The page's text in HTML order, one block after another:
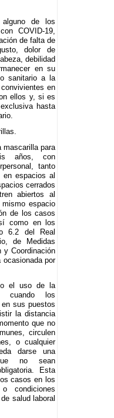
alguno de los
COVID-19,
de falta de
dolor de
debilidad
en su
sanitario a la
en
ellos y, si es
hasta
mascarilla para
años, con
tanto
espacios al
cerrados
abiertos al
espacio
de los casos
como en los
6.2 del Real
de Medidas
y Coordinación
por
el uso de la
cuando los
en sus puestos
la distancia
que no
circulen
o cualquier
darse una
no sean
Esta
casos en los
condiciones
salud laboral